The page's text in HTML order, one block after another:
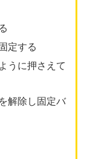
定する
うに押さえて
解除し固定バ